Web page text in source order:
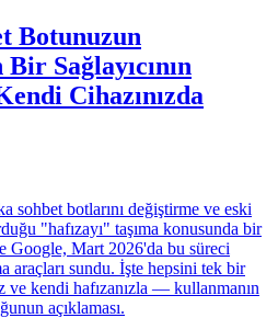
Botunuzun
Bir Sağlayıcının
Cihazınızda
sohbet botlarını değiştirme ve eski
"hafızayı" taşıma konusunda bir
Google, Mart 2026'da bu süreci
araçları sundu. İşte hepsini tek bir
ve kendi hafızanızla — kullanmanın
açıklaması.